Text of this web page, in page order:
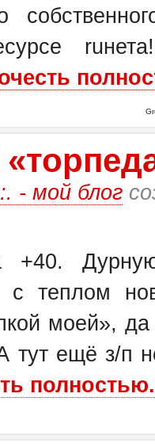
- мой блог
+40.
с теплом
моей»,
тут ещё з/п